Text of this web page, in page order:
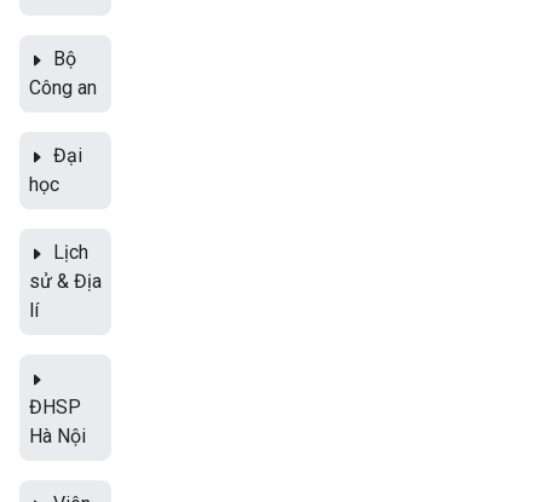
Bộ
Công an
Đại
học
Lịch
sử & Địa
lí
ĐHSP
Hà Nội